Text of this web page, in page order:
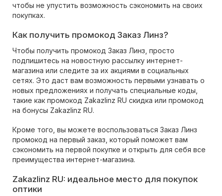
чтобы не упустить возможность сэкономить на своих
покупках.
Как получить промокод Заказ Линз?
Чтобы получить промокод Заказ Линз, просто
подпишитесь на новостную рассылку интернет-
магазина или следите за их акциями в социальных
сетях. Это даст вам возможность первыми узнавать о
новых предложениях и получать специальные коды,
такие как промокод Zakazlinz RU скидка или промокод
на бонусы Zakazlinz RU.
Кроме того, вы можете воспользоваться Заказ Линз
промокод на первый заказ, который поможет вам
сэкономить на первой покупке и открыть для себя все
преимущества интернет-магазина.
Zakazlinz RU: идеальное место для покупок
оптики